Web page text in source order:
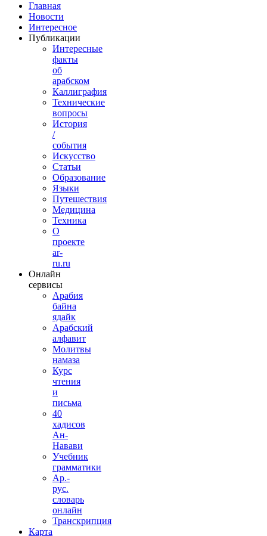
Главная
Новости
Интересное
Публикации
Интересные
факты
об
арабском
Каллиграфия
Технические
вопросы
История
/
события
Искусство
Статьи
Образование
Языки
Путешествия
Медицина
Техника
О
проекте
ar-
ru.ru
Онлайн
сервисы
Арабия
байна
ядайк
Арабский
алфавит
Молитвы
намаза
Курс
чтения
и
письма
40
хадисов
Ан-
Навави
Учебник
грамматики
Ар.-
рус.
словарь
онлайн
Транскрипция
Карта